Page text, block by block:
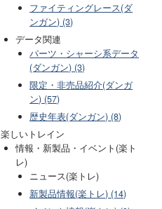
ファイティングレース(ダ
ンガン) (3)
データ関連
パーツ・シャーシ系データ
(ダンガン) (3)
限定・非売品紹介(ダンガ
ン) (57)
歴史年表(ダンガン) (8)
楽しいトレイン
情報・新製品・イベント(楽ト
レ)
ニュース(楽トレ)
新製品情報(楽トレ) (14)